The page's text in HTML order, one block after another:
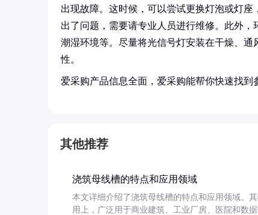
出现故障。这时候，可以尝试更换灯泡或灯
出了问题，需要请专业人员进行维修。此外
潮湿环境等。尽量将光信号灯安装在干燥、
性。
爱采购产品信息全面，爱采购能帮你快速找
其他推荐
浇筑母线槽的特点和应用领域
本文详细介绍了浇筑母线槽的特点和应用领域。
用上，广泛用于商业建筑、工业厂房、医院和数